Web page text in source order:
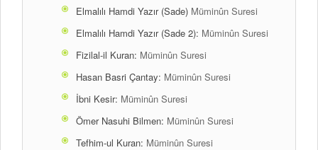
Elmalılı Hamdi Yazır (Sade) Müminûn Suresi
Elmalılı Hamdi Yazır (Sade 2): Müminûn Suresi
Fizilal-il Kuran: Müminûn Suresi
Hasan Basri Çantay: Müminûn Suresi
İbni Kesir: Müminûn Suresi
Ömer Nasuhi Bilmen: Müminûn Suresi
Tefhim-ul Kuran: Müminûn Suresi